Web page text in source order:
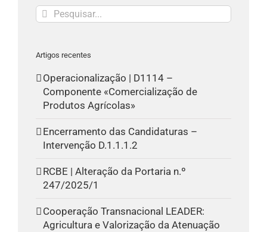
Pesquisar
Artigos recentes
Operacionalização | D1114 –
Componente «Comercialização de
Produtos Agrícolas»
Encerramento das Candidaturas –
Intervenção D.1.1.1.2
RCBE | Alteração da Portaria n.º
247/2025/1
Cooperação Transnacional LEADER:
Agricultura e Valorização da Atenuação